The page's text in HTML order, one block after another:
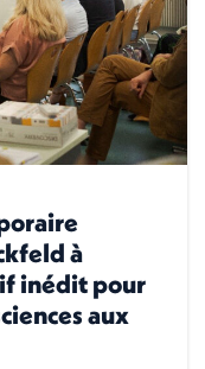
à
inédit pour
aux